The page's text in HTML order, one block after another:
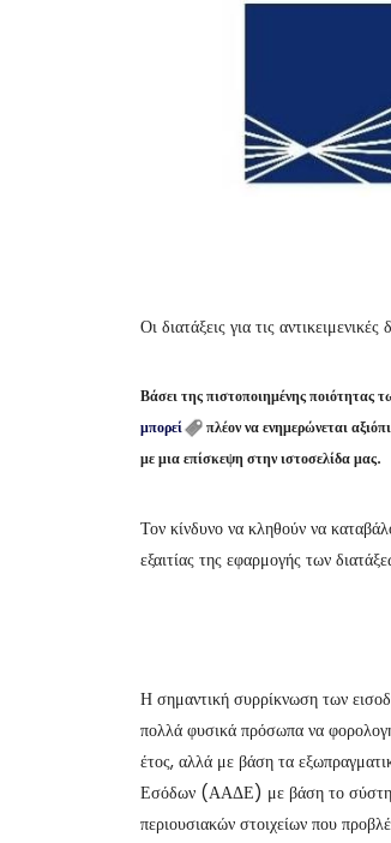
Οι διατάξεις για τις
Βάσει της πιστοποιημένης
μπορεί
πλέον να ενημερώνεται
με μια επίσκεψη στην ιστοσελίδα μας.
Τον κίνδυνο να κληθούν να
εξαιτίας της εφαρμογής των
Η σημαντική συρρίκνωση των
πολλά φυσικά πρόσωπα να
έτος, αλλά με βάση τα
Εσόδων (ΑΑΔΕ) με βάση το
περιουσιακών στοιχείων που